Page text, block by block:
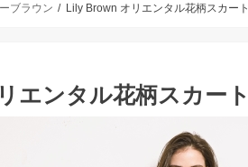
ブラウン Lily Brown オリエンタル花柄スカート
エンタル花柄スカート